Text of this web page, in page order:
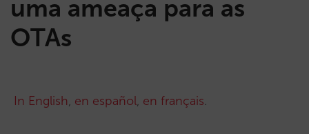
uma ameaça para as
OTAs
In English, en español, en français.